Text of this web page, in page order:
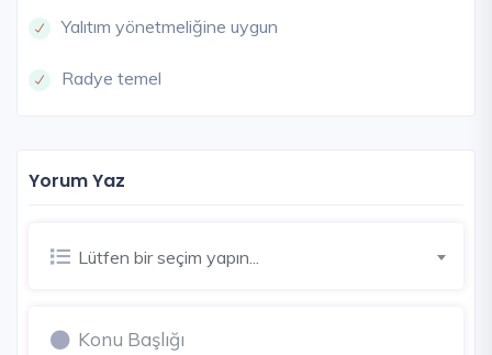
Yalıtım yönetmeliğine uygun
Radye temel
Yorum Yaz
Lütfen bir seçim yapın...